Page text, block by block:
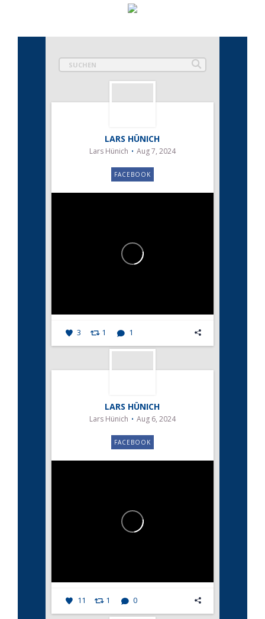
LARS HÜNICH
Lars Hünich Aug 7, 2024
FACEBOOK
3 1 1
LARS HÜNICH
Lars Hünich Aug 6, 2024
FACEBOOK
11 1 0